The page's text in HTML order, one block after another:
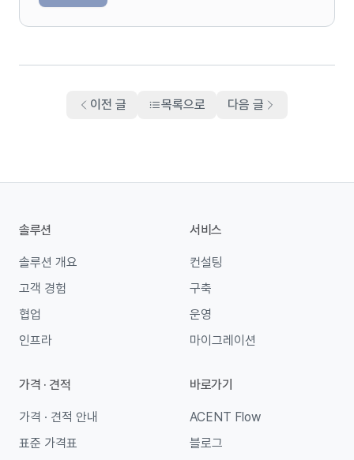
이전 글 목록으로 다음 글
솔루션
솔루션 개요
고객 경험
협업
인프라
서비스
컨설팅
구축
운영
마이그레이션
가격 · 견적
가격 · 견적 안내
표준 가격표
바로가기
ACENT Flow
블로그